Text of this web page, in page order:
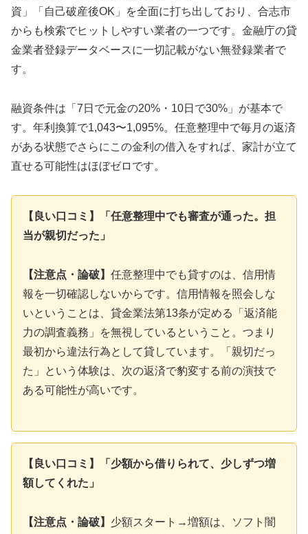
資」「自己破産後OK」を全面に打ち出しており、合志市
からも検索でヒットしやすい業者の一つです。金融庁の貸
金業者登録データベースに一切記載がない無登録業者で
す。
融資条件は「7日で元金の20%・10日で30%」が基本で
す。年利換算で1,043〜1,095%。任意整理中で毎月の返済
がある状態でさらにこの金利の借入をすれば、家計が立て
直せる可能性はほぼゼロです。
【良い口コミ】「任意整理中でも審査が通った。担
当が親切だった」
【注意点・論破】 任意整理中でも貸すのは、信用情
報を一切確認しないからです。信用情報を照会しな
いということは、貸金業法第13条が定める「返済能
力の調査義務」を無視しているということ。つまり
最初から違法行為として貸しています。「親切だっ
た」という体験は、次の返済で豹変する前の演技で
ある可能性が高いです。
【良い口コミ】「少額から借りられて、少しずつ増
額してくれた」
【注意点・論破】 少額スタート→増額は、ソフト闇